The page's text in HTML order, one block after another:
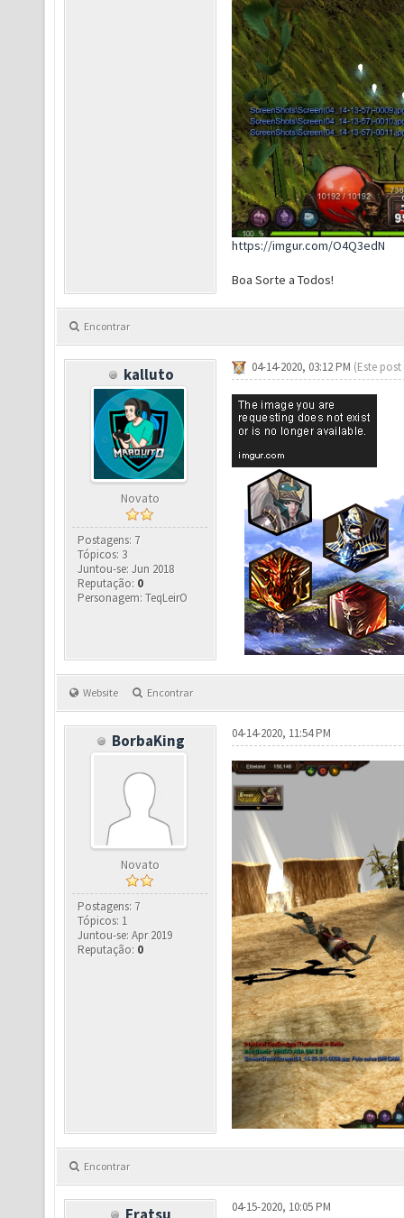
https://imgur.com/O4Q3edN
Boa Sorte a Todos!
Encontrar
kalluto
Novato
Postagens: 7
Tópicos: 3
Juntou-se: Jun 2018
Reputação: 0
Personagem: TeqLeirO
04-14-2020, 03:12 PM (Este
Website Encontrar
BorbaKing
Novato
Postagens: 7
Tópicos: 1
Juntou-se: Apr 2019
Reputação: 0
04-14-2020, 11:54 PM
Encontrar
04-15-2020, 10:05 PM